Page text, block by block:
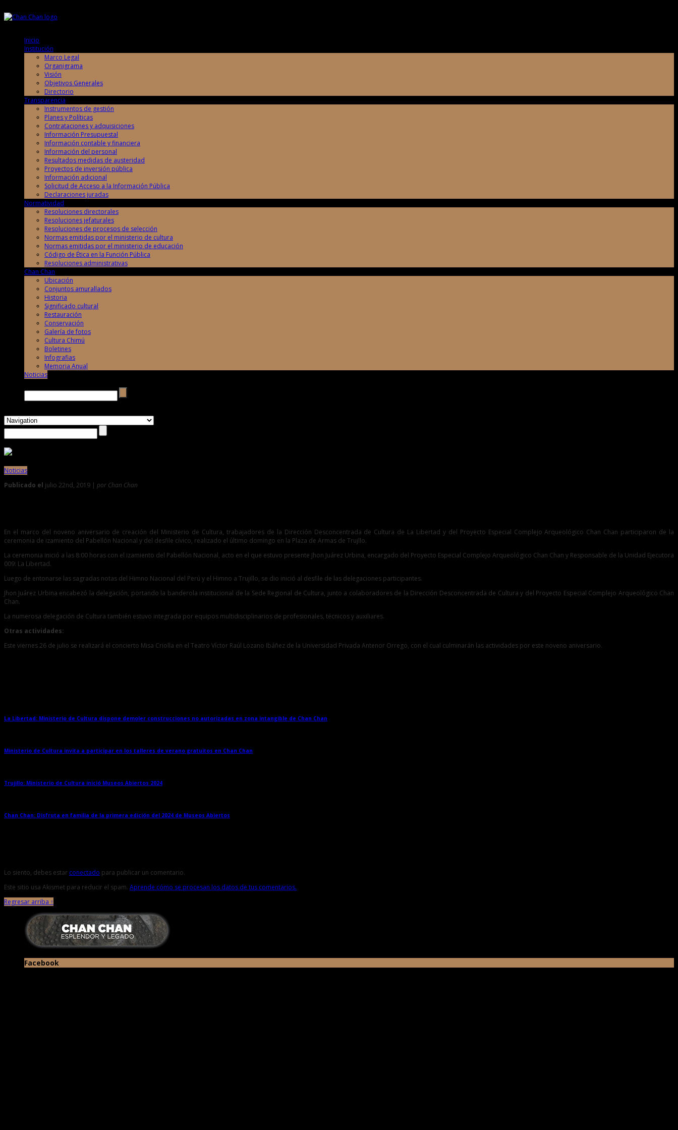
Inicio
Institución
Marco Legal
Organigrama
Visión
Objetivos Generales
Directorio
Transparencia
Instrumentos de gestión
Planes y Políticas
Contrataciones y adquisiciones
Información Presupuestal
Información contable y financiera
Información del personal
Resultados medidas de austeridad
Proyectos de inversión pública
Información adicional
Solicitud de Acceso a la Información Pública
Declaraciones juradas
Normatividad
Resoluciones directorales
Resoluciones jefaturales
Resoluciones de procesos de selección
Normas emitidas por el ministerio de cultura
Normas emitidas por el ministerio de educación
Código de Ética en la Función Pública
Resoluciones administrativas
Chan Chan
Ubicación
Conjuntos amurallados
Historia
Significado cultural
Restauración
Conservación
Galería de fotos
Cultura Chimú
Boletines
Infografias
Memoria Anual
Noticias
Noticias
Publicado el julio 22nd, 2019 | por Chan Chan
En el marco del noveno aniversario de creación del Ministerio de Cultura, trabajadores de la Dirección Desconcentrada de Cultura de La Libertad y del Proyecto Especial Complejo Arqueológico Chan Chan participaron de la
ceremonia de izamiento del Pabellón Nacional y del desfile cívico, realizado el último domingo en la Plaza de Armas de Trujllo.
La ceremonia inició a las 8:00 horas con el izamiento del Pabellón Nacional, acto en el que estuvo presente Jhon Juárez Urbina, encargado del Proyecto Especial Complejo Arqueológico Chan Chan y Responsable de la Unidad Ejecutora
009: La Libertad.
Luego de entonarse las sagradas notas del Himno Nacional del Perú y el Himno a Trujillo, se dio inició al desfile de las delegaciones participantes.
Jhon Juárez Urbina encabezó la delegación, portando la banderola institucional de la Sede Regional de Cultura, junto a colaboradores de la Dirección Desconcentrada de Cultura y del Proyecto Especial Complejo Arqueológico Chan
Chan.
La numerosa delegación de Cultura también estuvo integrada por equipos multidisciplinarios de profesionales, técnicos y auxiliares.
Otras actividades:
Este viernes 26 de julio se realizará el concierto Misa Criolla en el Teatro Víctor Raúl Lozano Ibáñez de la Universidad Privada Antenor Orrego, con el cual culminarán las actividades por este noveno aniversario.
La Libertad: Ministerio de Cultura dispone demoler construcciones no autorizadas en zona intangible de Chan Chan
Ministerio de Cultura invita a participar en los talleres de verano gratuitos en Chan Chan
Trujillo: Ministerio de Cultura inició Museos Abiertos 2024
Chan Chan: Disfruta en familia de la primera edición del 2024 de Museos Abiertos
Lo siento, debes estar conectado para publicar un comentario.
Este sitio usa Akismet para reducir el spam. Aprende cómo se procesan los datos de tus comentarios.
Regresar arriba ↑
Facebook